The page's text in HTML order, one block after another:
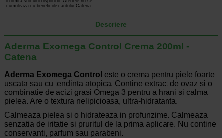
cumulează cu beneficiile cardului Catena.
Descriere
Aderma Exomega Control Crema 200ml -
Catena
Aderma Exomega Control este o crema pentru piele foarte
uscata sau cu tendinta atopica. Contine extract de ovaz si o
combinatie de acizi grasi Omega 3 pentru a hrani si calma
pielea. Are o textura nelipicioasa, ultra-hidratanta.
Calmeaza pielea si o hidrateaza in profunzime. Calmeaza
senzatia de iritatie si pruritul de la prima aplicare. Nu contine
conservanti, parfum sau parabeni.